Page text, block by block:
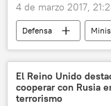
4 de marzo 2017,
Defensa
Msta-S
Rusia
noticias
El Reino Unido
cooperar con Rusia
terrorismo